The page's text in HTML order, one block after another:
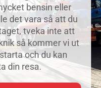
bensin eller
det vara så att du
tveka inte att
så kommer vi ut
och du kan
din resa.